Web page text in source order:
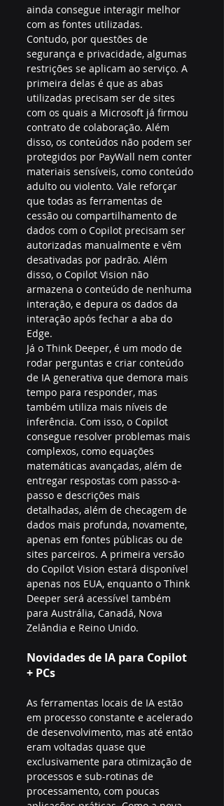
ainda consegue interagir melhor
com as fontes utilizadas.
Contudo, por questões de
segurança e privacidade, algumas
restrições se aplicam ao serviço. A
primeira delas é que as abas
utilizadas precisam ser de sites
com os quais a Microsoft já firmou
contrato de colaboração. Além
disso, os conteúdos não podem ser
protegidos por PayWall nem conter
materiais sensíveis, como conteúdo
adulto ou violento. Vale reforçar
que todas as ferramentas de
cessão ou compartilhamento de
dados com o Copilot precisam ser
autorizadas manualmente e vêm
desativadas por padrão. Além
disso, o Copilot Vision não
armazena o conteúdo de nenhuma
interação, e depura os dados da
interação após fechar a aba do
Edge.
Já o Think Deeper, é um modo de
rodar perguntas e criar conteúdo
de IA generativa que demora mais
tempo para responder, mas
também utiliza mais níveis de
inferência. Com isso, o Copilot
consegue resolver problemas mais
complexos, como equações
matemáticas avançadas, além de
entregar respostas com passo-a-
passo e descrições mais
detalhadas, além de checagem de
dados mais profunda, novamente,
apenas em fontes públicas ou de
sites parceiros. A primeira versão
do Copilot Vision estará disponível
apenas nos EUA, enquanto o Think
Deeper será acessível também
para Austrália, Canadá, Nova
Zelândia e Reino Unido.
Novidades de IA para Copilot
+ PCs
As ferramentas locais de IA estão
em processo constante e acelerado
de desenvolvimento, mas até então
eram voltadas quase que
exclusivamente para otimização de
processos e sub-rotinas de
processamento, com poucas